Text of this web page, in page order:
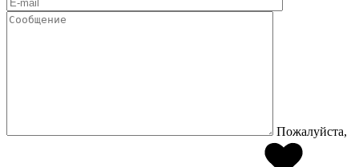
Пожалуйста,